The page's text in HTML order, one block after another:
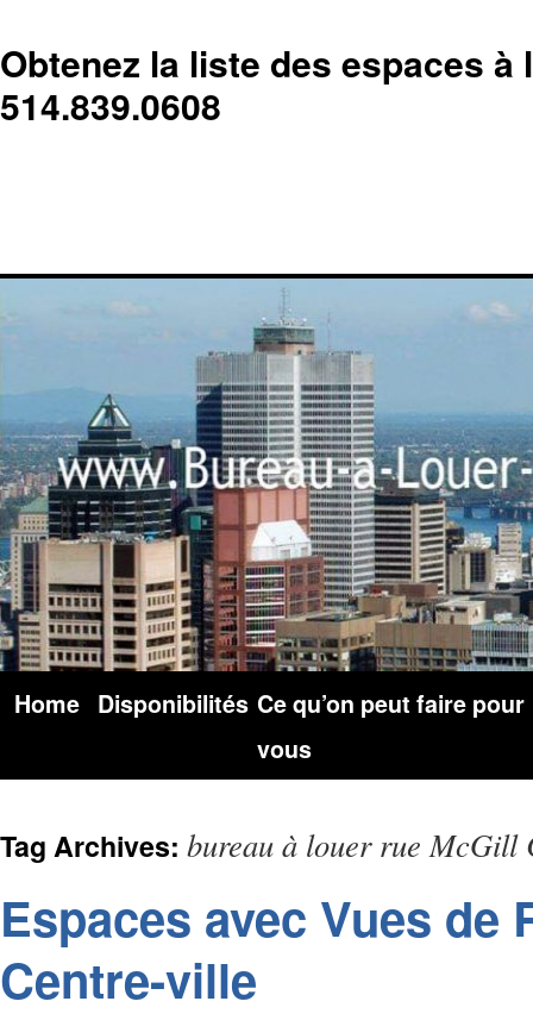
Obtenez la liste des espaces à
514.839.0608
Home Disponibilités Ce qu’on peut faire pour
vous
Tag Archives: bureau à louer rue McGill
Espaces avec Vues de
Centre-ville